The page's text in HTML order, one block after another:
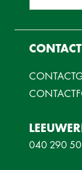
CONTACT
040 290